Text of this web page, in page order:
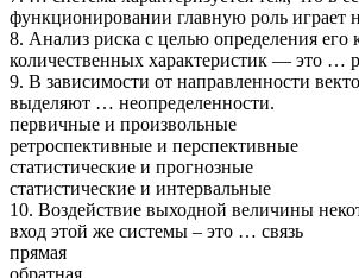
функционировании главную роль играет
8. Анализ риска с целью определения его
количественных характеристик — это …
9. В зависимости от направленности
выделяют … неопределенности.
первичные и произвольные
ретроспективные и перспективные
статистические и прогнозные
статистические и интервальные
10. Воздействие выходной величины
вход этой же системы – это … связь
прямая